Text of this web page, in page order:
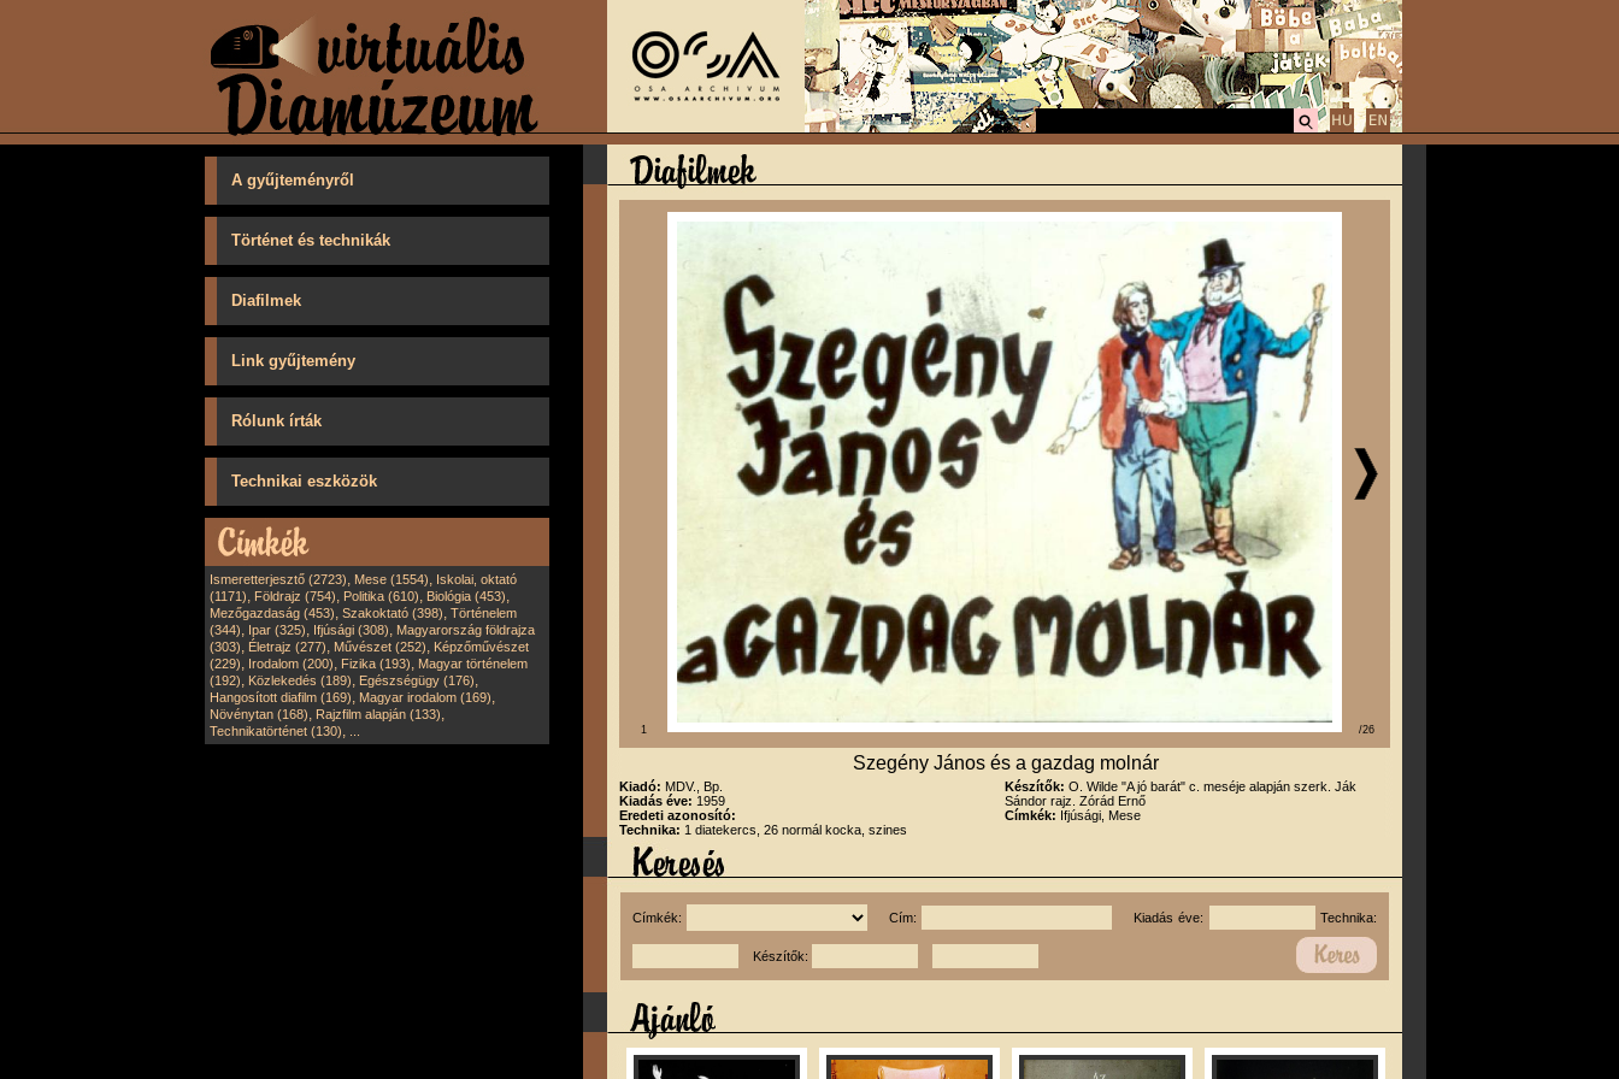
A gyűjteményről
Történet és technikák
Diafilmek
Link gyűjtemény
Rólunk írták
Technikai eszközök
Ismeretterjesztő (2723), Mese (1554), Iskolai, oktató
(1171), Földrajz (754), Politika (610), Biológia (453),
Mezőgazdaság (453), Szakoktató (398), Történelem
(344), Ipar (325), Ifjúsági (308), Magyarország földrajza
(303), Életrajz (277), Művészet (252), Képzőművészet
(229), Irodalom (200), Fizika (193), Magyar történelem
(192), Közlekedés (189), Egészségügy (176),
Hangosított diafilm (169), Magyar irodalom (169),
Növénytan (168), Rajzfilm alapján (133),
Technikatörténet (130), 1 /26
Szegény János és a gazdag molnár
Kiadó: MDV., Bp.
Kiadás éve: 1959
Eredeti azonosító:
Technika: 1 diatekercs, 26 normál kocka, szines
Készítők: O. Wilde "A jó barát" c. meséje alapján szerk. Ják
Sándor rajz. Zórád Ernő
Címkék: Ifjúsági, Mese
Címkék: Cím: Kiadás éve: Technika:
Készítők: